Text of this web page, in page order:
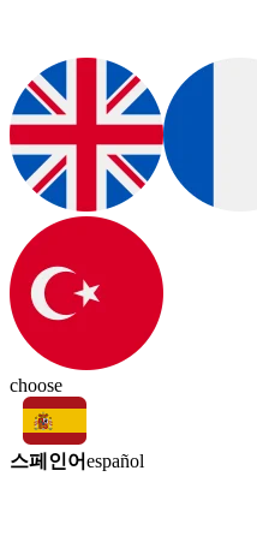
choose
스페인어español